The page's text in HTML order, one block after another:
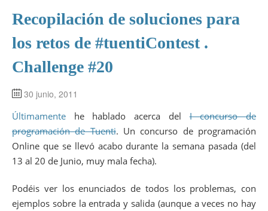
Recopilación de soluciones para
los retos de #tuentiContest .
Challenge #20
30 junio, 2011
Últimamente he hablado acerca delI concurso de
programación de Tuenti. Un concurso de programación
Online que se llevó acabo durante la semana pasada (del
13 al 20 de Junio, muy mala fecha).
Podéis ver los enunciados de todos los problemas, con
ejemplos sobre la entrada y salida (aunque a veces no hay